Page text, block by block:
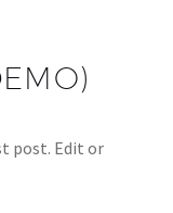
post. Edit or